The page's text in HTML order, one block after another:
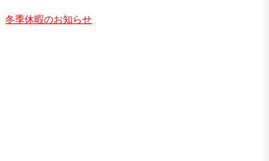
冬季休暇のお知らせ